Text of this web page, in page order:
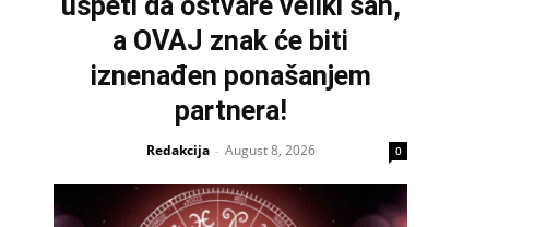
a OVAJ znak će biti
iznenađen ponašanjem
partnera!
Redakcija - August 8, 2026 0